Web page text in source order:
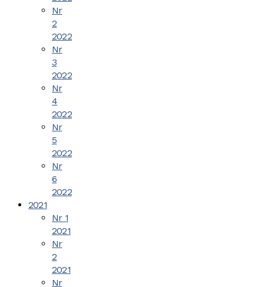
Nr
2
2022
Nr
3
2022
Nr
4
2022
Nr
5
2022
Nr
6
2022
2021
Nr 1
2021
Nr
2
2021
Nr